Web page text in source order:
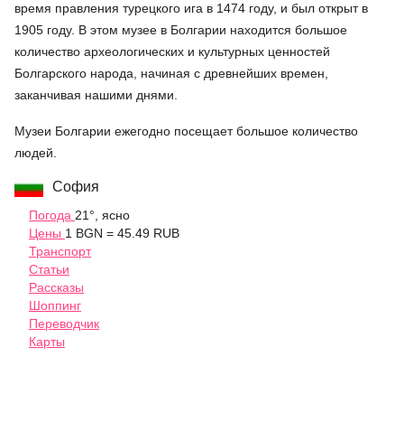
время правления турецкого ига в 1474 году, и был открыт в
1905 году. В этом музее в Болгарии находится большое
количество археологических и культурных ценностей
Болгарского народа, начиная с древнейших времен,
заканчивая нашими днями.
Музеи Болгарии ежегодно посещает большое количество
людей.
София
Погода 21°, ясно
Цены 1 BGN = 45.49 RUB
Транспорт
Статьи
Рассказы
Шоппинг
Переводчик
Карты